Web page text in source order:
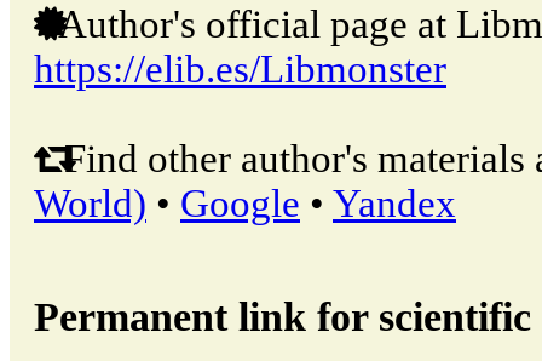
Author's official page at
https://elib.es/Libmonster
Find other author's materials
World) • Google • Yandex
Permanent link for